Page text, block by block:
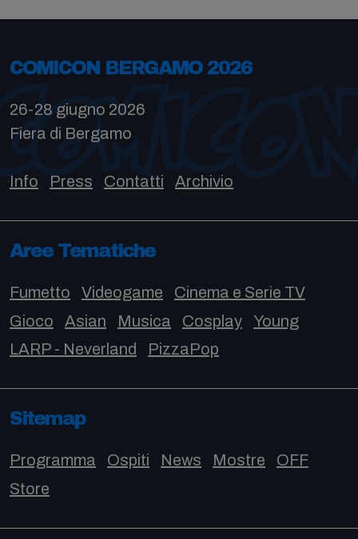
COMICON BERGAMO 2026
26-28 giugno 2026
Fiera di Bergamo
Info Press Contatti Archivio
Aree Tematiche
Fumetto Videogame
Cinema e Serie TV
Gioco
Asian Musica Cosplay
Young
LARP - Neverland
PizzaPop
Sitemap
Programma Ospiti News Mostre
OFF
Store